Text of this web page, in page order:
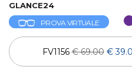
GLANCE24
PROVA VIRTUALE
FV1156€ 69.00 €